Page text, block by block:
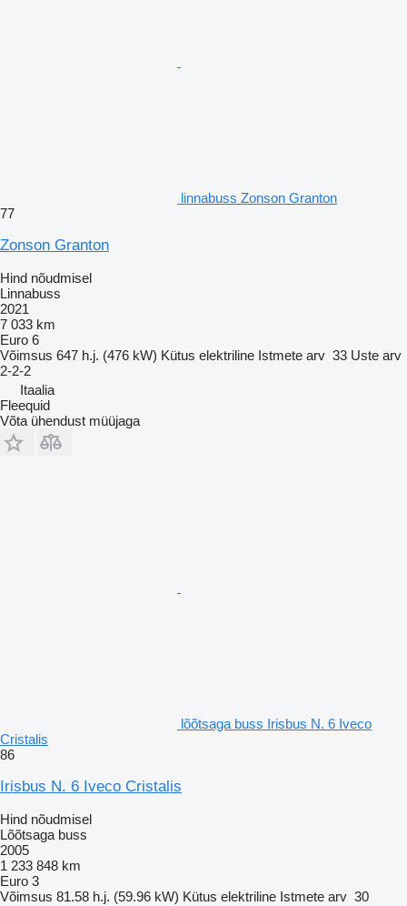
linnabuss Zonson Granton
77
Zonson Granton
Hind nõudmisel
Linnabuss
2021
7 033 km
Euro 6
Võimsus 647 h.j. (476 kW) Kütus elektriline Istmete arv 33 Uste arv
2-2-2
Itaalia
Fleequid
Võta ühendust müüjaga
lõõtsaga buss Irisbus N. 6 Iveco
Cristalis
86
Irisbus N. 6 Iveco Cristalis
Hind nõudmisel
Lõõtsaga buss
2005
1 233 848 km
Euro 3
Võimsus 81.58 h.j. (59.96 kW) Kütus elektriline Istmete arv 30